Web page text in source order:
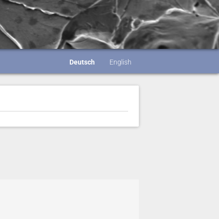
Deutsch English